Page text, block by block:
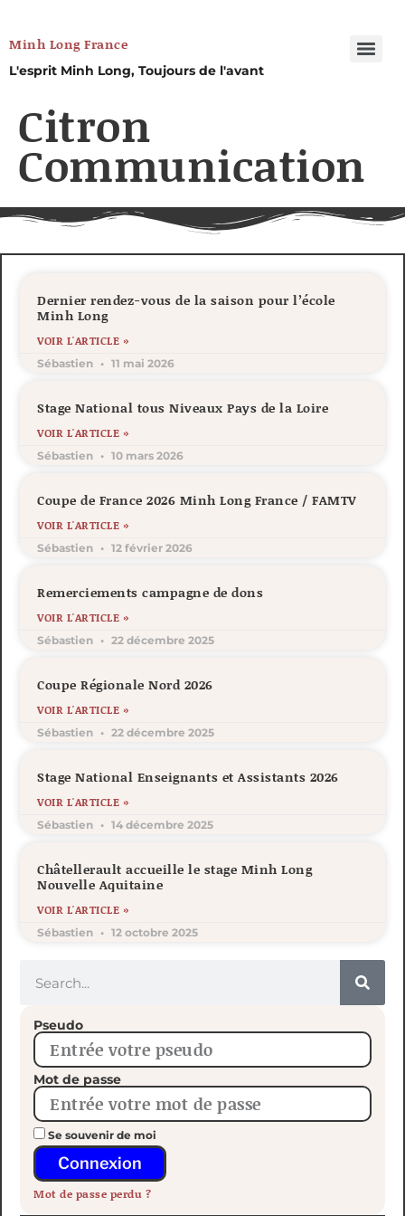
Minh Long France
L'esprit Minh Long, Toujours de l'avant
Citron
Communication
Dernier rendez-vous de la saison pour l’école
Minh Long
VOIR L'ARTICLE »
Sébastien 11 mai 2026
Stage National tous Niveaux Pays de la Loire
VOIR L'ARTICLE »
Sébastien 10 mars 2026
Coupe de France 2026 Minh Long France / FAMTV
VOIR L'ARTICLE »
Sébastien 12 février 2026
Remerciements campagne de dons
VOIR L'ARTICLE »
Sébastien 22 décembre 2025
Coupe Régionale Nord 2026
VOIR L'ARTICLE »
Sébastien 22 décembre 2025
Stage National Enseignants et Assistants 2026
VOIR L'ARTICLE »
Sébastien 14 décembre 2025
Châtellerault accueille le stage Minh Long
Nouvelle Aquitaine
VOIR L'ARTICLE »
Sébastien 12 octobre 2025
Pseudo
Mot de passe
Se souvenir de moi
Connexion
Mot de passe perdu ?